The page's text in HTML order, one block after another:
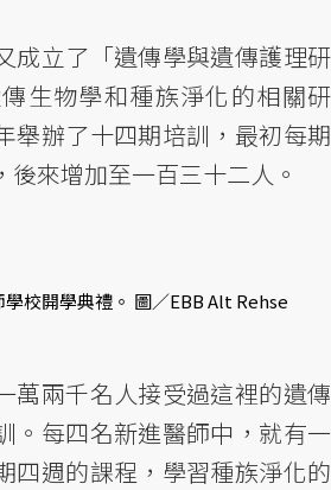
成立了「遺傳學與遺傳護理研
生物學和種族淨化的相關研
舉辦了十四期培訓，最初每期
來增加至一百三十二人。
學校開學典禮。 圖／EBB Alt Rehse
萬兩千名人接受過這裡的遺傳
。每四名新進醫師中，就有一
四週的課程，學習種族淨化的